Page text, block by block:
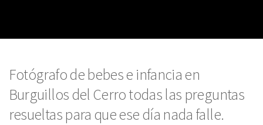
Fotógrafo de bebes e infancia en
Burguillos del Cerro todas las preguntas
resueltas para que ese día nada falle.